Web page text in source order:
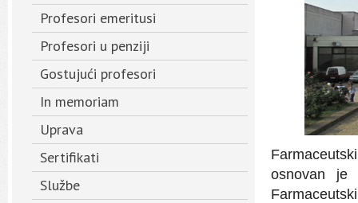
Profesori emeritusi
Profesori u penziji
Gostujući profesori
In memoriam
Uprava
Sertifikati
Službe
osnovan je